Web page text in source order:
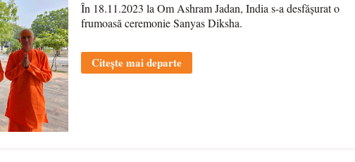
În 18.11.2023 la Om Ashram Jadan, India s-a desfășurat o
frumoasă ceremonie Sanyas Diksha.
Citește mai departe